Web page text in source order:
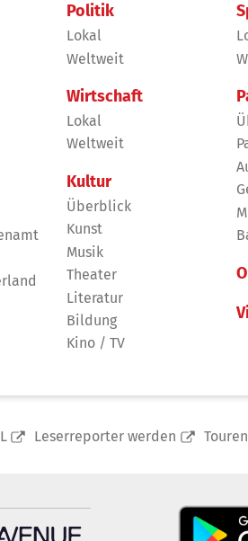
Politik
Lokal
Weltweit
Wirtschaft
Lokal
Weltweit
Kultur
Überblick
Kunst
Musik
Theater
Literatur
Bildung
Kino / TV
Leserreporter werden